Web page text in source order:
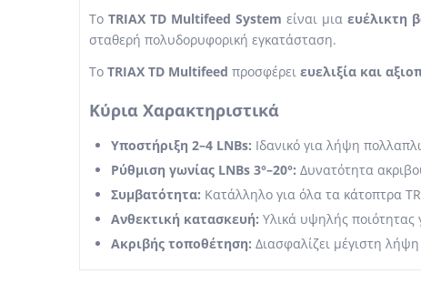
Το TRIAX TD Multifeed System είναι μια ευέλικτη
σταθερή πολυδορυφορική εγκατάσταση.
Το TRIAX TD Multifeed προσφέρει ευελιξία και
Κύρια Χαρακτηριστικά
Υποστήριξη 2–4 LNBs: Ιδανικό για λήψη
Ρύθμιση γωνίας LNBs 3°–20°: Δυνατότητα
Συμβατότητα: Κατάλληλο για όλα τα κάτοπτρα
Ανθεκτική κατασκευή: Υλικά υψηλής ποιότητας
Ακριβής τοποθέτηση: Διασφαλίζει μέγιστη